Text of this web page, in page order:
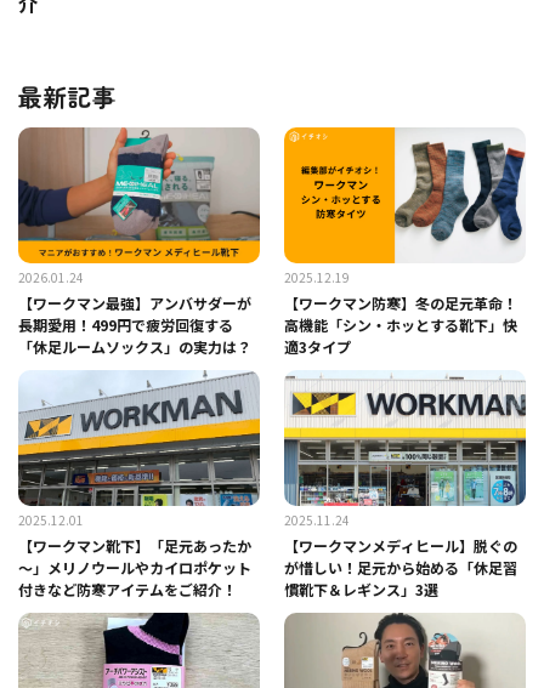
最新記事
2026.01.24
【ワークマン最強】アンバサダーが
長期愛用！499円で疲労回復する
「休足ルームソックス」の実力は？
2025.12.19
【ワークマン防寒】冬の足元革命！
高機能「シン・ホッとする靴下」快
適3タイプ
2025.12.01
【ワークマン靴下】「足元あったか
～」メリノウールやカイロポケット
付きなど防寒アイテムをご紹介！
2025.11.24
【ワークマンメディヒール】脱ぐの
が惜しい！足元から始める「休足習
慣靴下＆レギンス」3選